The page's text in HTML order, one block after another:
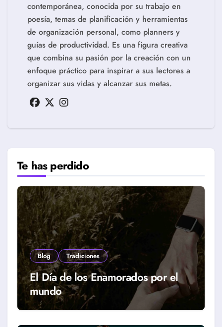
contemporánea, conocida por su trabajo en
poesía, temas de planificación y herramientas
de organización personal, como planners y
guías de productividad. Es una figura creativa
que combina su pasión por la creación con un
enfoque práctico para inspirar a sus lectores a
organizar sus vidas y alcanzar sus metas.
Te has perdido
Blog Tradiciones
El Día de los Enamorados por el
mundo